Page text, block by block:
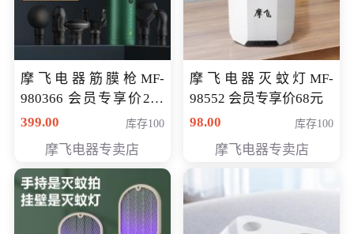
摩飞电器筋膜枪MF-
980366 会员专享价299
元
399.00 库存100
摩飞电器专卖店
摩飞电器灭蚊灯MF-
98552 会员专享价68元
98.00
库存100
摩飞电器专卖店